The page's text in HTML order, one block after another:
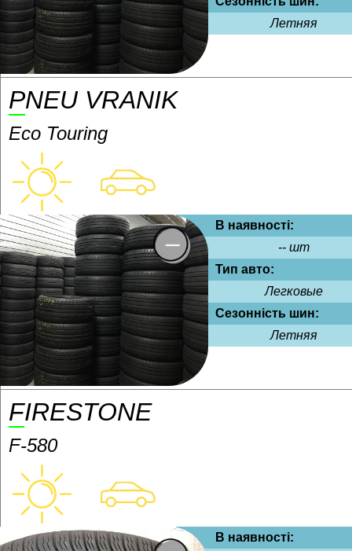
Летняя
PNEU VRANIK
Eco Touring
В наявності:
-- шт
Тип авто:
Легковые
Сезонність шин:
Летняя
FIRESTONE
F-580
В наявності: